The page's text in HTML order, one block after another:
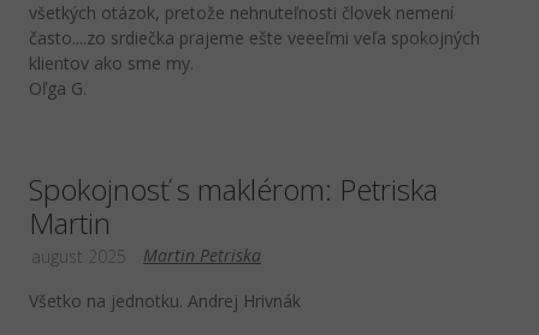
všetkých otázok, pretože nehnuteľnosti človek nemení
často....zo srdiečka prajeme ešte veeeľmi veľa spokojných
klientov ako sme my.
Oľga G.
Spokojnosť s maklérom: Petriska
Martin
Martin Petriska
august 2025
Všetko na jednotku. Andrej Hrivnák